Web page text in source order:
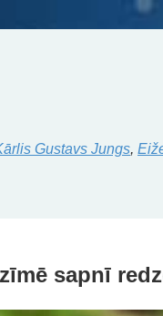
Gustavs Jungs,
sapnī